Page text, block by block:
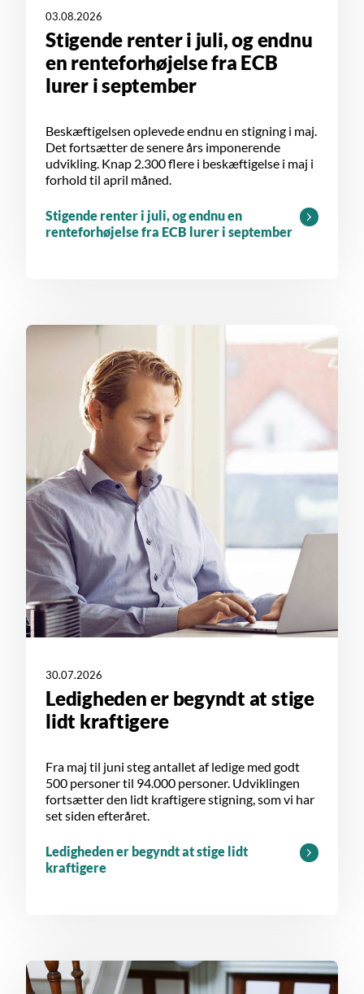
03.08.2026
Stigende renter i juli, og endnu
en renteforhøjelse fra ECB
lurer i september
Beskæftigelsen oplevede endnu en stigning i maj.
Det fortsætter de senere års imponerende
udvikling. Knap 2.300 flere i beskæftigelse i maj i
forhold til april måned.
Stigende renter i juli, og endnu en
renteforhøjelse fra ECB lurer i september
30.07.2026
Ledigheden er begyndt at stige
lidt kraftigere
Fra maj til juni steg antallet af ledige med godt
500 personer til 94.000 personer. Udviklingen
fortsætter den lidt kraftigere stigning, som vi har
set siden efteråret.
Ledigheden er begyndt at stige lidt
kraftigere